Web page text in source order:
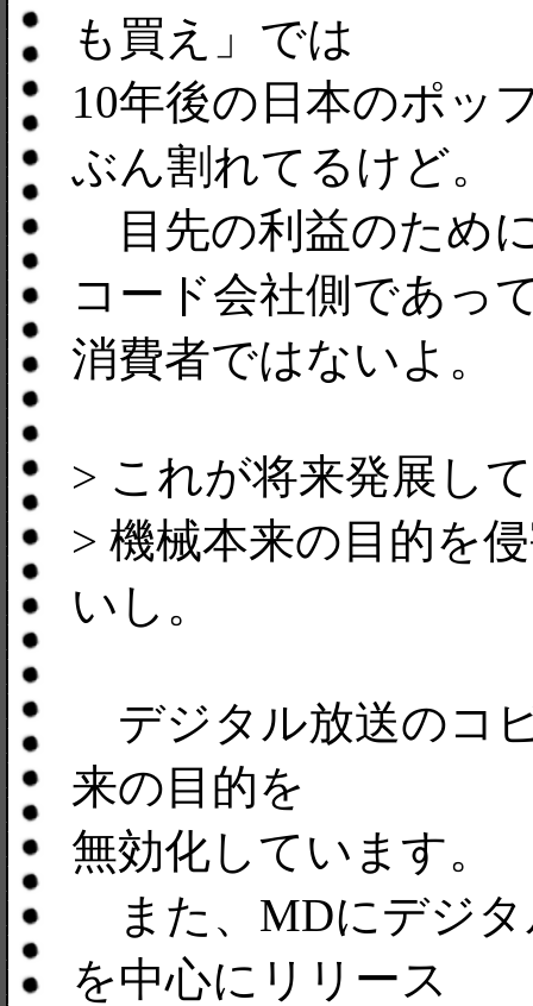
も買え」では
10年後の日本のポッ
ぶん割れてるけど。
目先の利益のため
コード会社側であっ
消費者ではないよ。
> これが将来発展し
> 機械本来の目的を
いし。
デジタル放送のコ
来の目的を
無効化しています。
また、MDにデジタ
を中心にリリース